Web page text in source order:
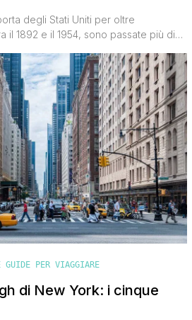
degli Stati Uniti per oltre
il 1892 e il 1954, sono passate più di
uno dei luoghi da visitare a New York,
davvero un pezzo di storia
[']
PER VIAGGIARE
di New York: i cinque